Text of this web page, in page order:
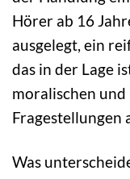
Hörer ab 16
ausgelegt, ein
das in der Lage
moralischen
Fragestellungen
Was